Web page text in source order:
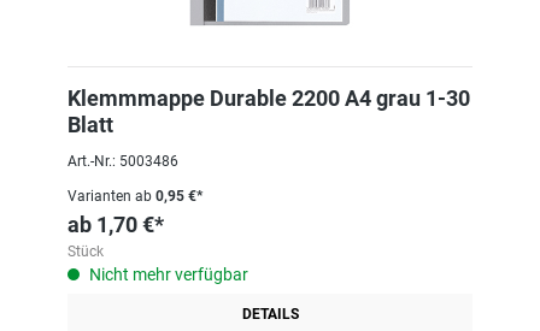
Klemmmappe Durable 2200 A4 grau 1-30
Blatt
Art.-Nr.: 5003486
Varianten ab 0,95 €*
ab 1,70 €*
Stück
Nicht mehr verfügbar
DETAILS